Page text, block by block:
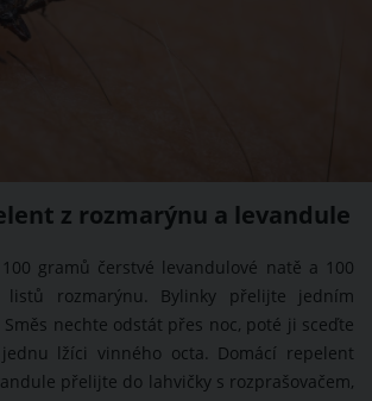
z rozmarýnu a levandule
gramů čerstvé levandulové natě a 100
listů rozmarýnu. Bylinky přelijte jedním
nechte odstát přes noc, poté ji sceďte
lžíci vinného octa. Domácí repelent
přelijte do lahvičky s rozprašovačem,